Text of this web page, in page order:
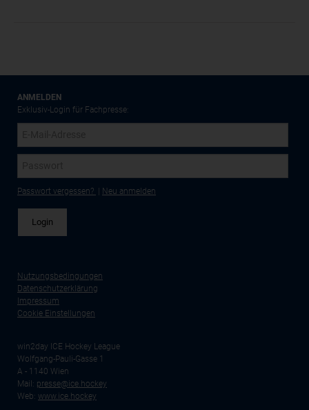
ANMELDEN
Exklusiv-Login für Fachpresse:
Passwort vergessen? | Neu anmelden
Nutzungsbedingungen
Datenschutzerklärung
Impressum
Cookie Einstellungen
win2day ICE Hockey League
Wolfgang-Pauli-Gasse 1
A - 1140 Wien
Mail: presse@ice.hockey
Web: www.ice.hockey